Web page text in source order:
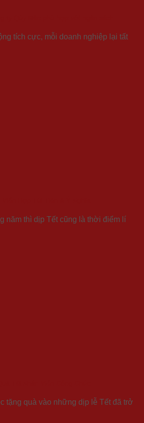
tích cực, mỗi doanh nghiệp lại tất
năm thì dịp Tết cũng là thời điểm lí
tặng quà vào những dịp lễ Tết đã trở